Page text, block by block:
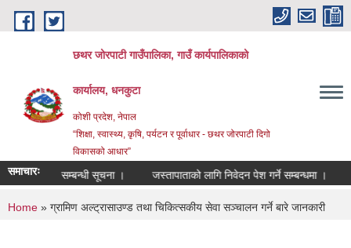
Skip to main content
छथर जोरपाटी गाउँपालिका, गाउँ कार्यपालिकाको
कार्यालय, धनकुटा
कोशी प्रदेश, नेपाल
“शिक्षा, स्वास्थ्य, कृषि, पर्यटन र पूर्वाधार - छथर जोरपाटी दिगो
विकासको आधार”
समाचारःIII सम्बन्धी सूचना । जस्तापाताको लागि निवेदन पेश गर्ने सम्बन्धमा ।
You are here
Home » ग्रामिण अल्ट्रासाउण्ड तथा चिकित्सकीय सेवा सञ्चालन गर्ने बारे जानकारी